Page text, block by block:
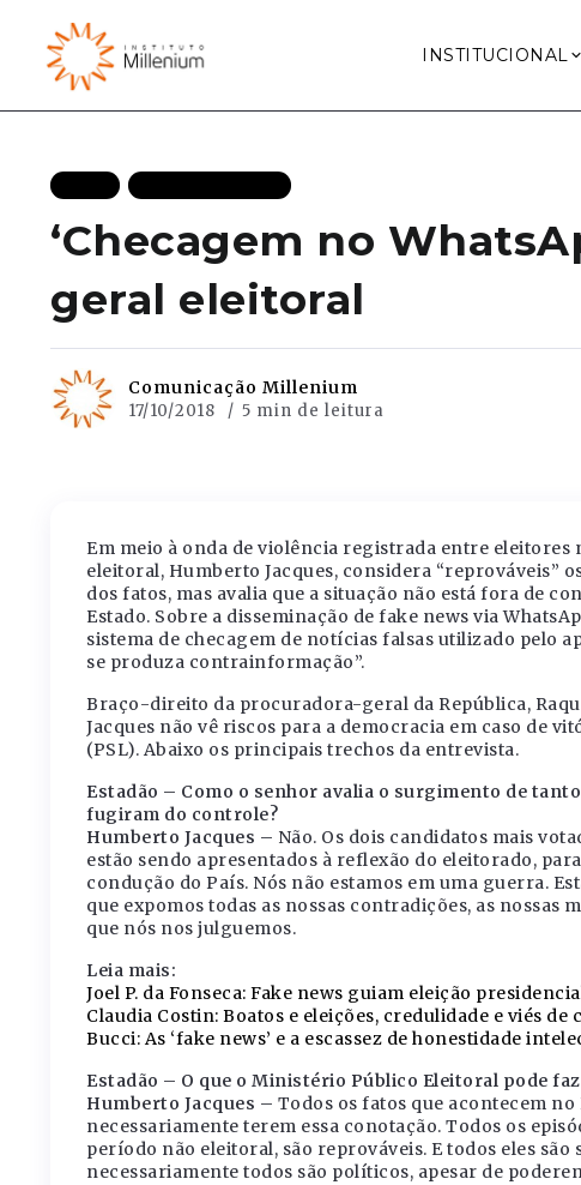
INSTITUCIONAL
‘Checagem no
geral eleitoral
Comunicação Millenium
17/10/2018 5 min de leitura
Em meio à onda de violência registrada entre
eleitoral, Humberto Jacques, considera “reprováveis”
dos fatos, mas avalia que a situação não está fora de
Estado. Sobre a disseminação de fake news via
sistema de checagem de notícias falsas utilizado pelo
se produza contrainformação”.
Braço-direito da procuradora-geral da República,
Jacques não vê riscos para a democracia em caso de
(PSL). Abaixo os principais trechos da entrevista.
Estadão – Como o senhor avalia o surgimento de
fugiram do controle?
Humberto Jacques – Não. Os dois candidatos mais
estão sendo apresentados à reflexão do eleitorado,
condução do País. Nós não estamos em uma guerra.
que expomos todas as nossas contradições, as nossas
que nós nos julguemos.
Leia mais:
Joel P. da Fonseca: Fake news guiam eleição
Claudia Costin: Boatos e eleições, credulidade e viés de
Bucci: As ‘fake news’ e a escassez de honestidade
Estadão – O que o Ministério Público Eleitoral pode
Humberto Jacques – Todos os fatos que acontecem
necessariamente terem essa conotação. Todos os
período não eleitoral, são reprováveis. E todos eles são
necessariamente todos são políticos, apesar de